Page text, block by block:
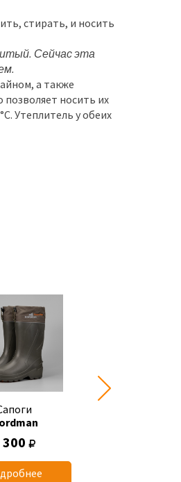
стирать, и носить
Сейчас эта
а также
носить их
Утеплитель у обеих
300